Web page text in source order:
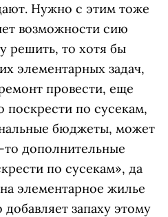
Нужно с этим тоже
возможности сию
решить, то хотя бы
элементарных задач,
провести, еще
поскрести по сусекам,
бюджеты, может
то дополнительные
по сусекам», да
элементарное жилье
запаху этому